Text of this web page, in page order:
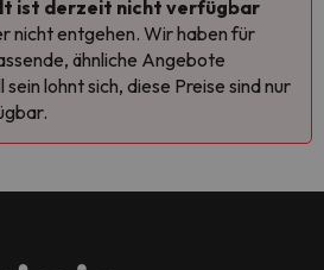
ist derzeit nicht verfügbar
nicht entgehen. Wir haben für
ähnliche Angebote
lohnt sich, diese Preise sind nur